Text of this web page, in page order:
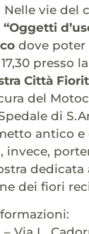
vie del
“Oggetti
dove
presso
Città
del
di
antico e
invece,
dedicata
dei fiori